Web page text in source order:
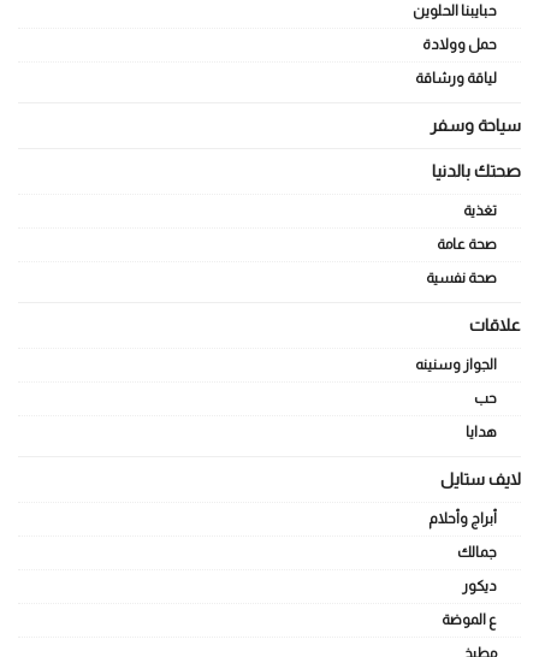
حبايبنا الحلوين
حمل وولادة
لياقة ورشاقة
سياحة وسفر
صحتك بالدنيا
تغذية
صحة عامة
صحة نفسية
علاقات
الجواز وسنينه
حب
هدايا
لايف ستايل
أبراج وأحلام
جمالك
ديكور
ع الموضة
مطبخ